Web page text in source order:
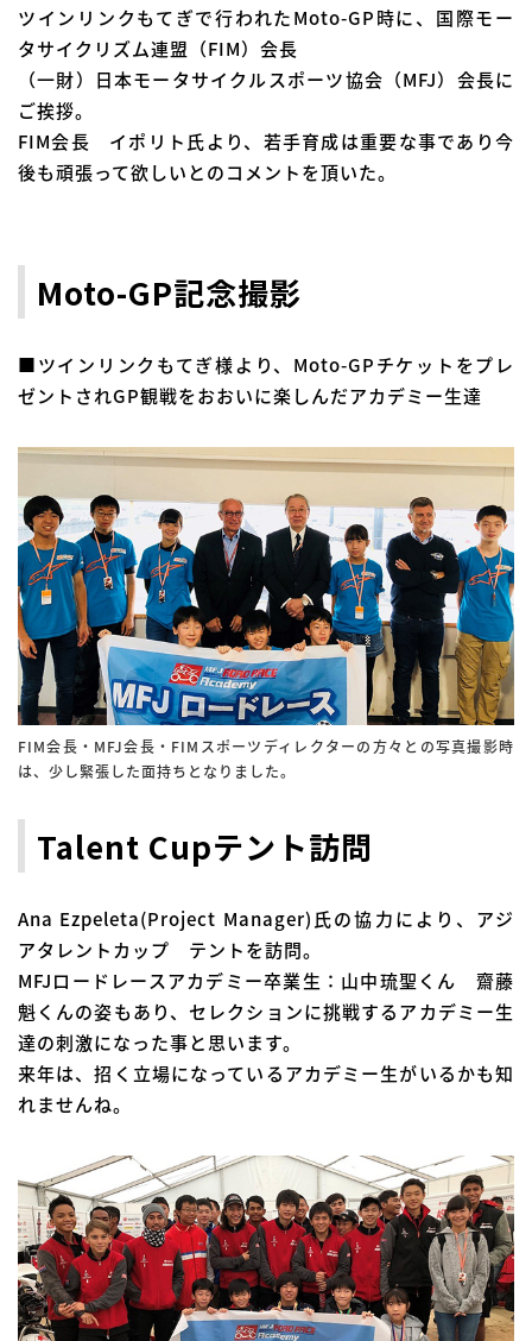
ツインリンクもてぎで行われたMoto-GP時に、国際モー
タサイクリズム連盟（FIM）会長
（一財）日本モータサイクルスポーツ協会（MFJ）会長に
ご挨拶。
FIM会長 イポリト氏より、若手育成は重要な事であり今
後も頑張って欲しいとのコメントを頂いた。
Moto-GP記念撮影
■ツインリンクもてぎ様より、Moto-GPチケットをプレ
ゼントされGP観戦をおおいに楽しんだアカデミー生達
FIM会長・MFJ会長・FIMスポーツディレクターの方々との写真撮影時
は、少し緊張した面持ちとなりました。
Talent Cupテント訪問
Ana Ezpeleta(Project Manager)氏の協力により、アジ
アタレントカップ テントを訪問。
MFJロードレースアカデミー卒業生：山中琉聖くん 齋藤
魁くんの姿もあり、セレクションに挑戦するアカデミー生
達の刺激になった事と思います。
来年は、招く立場になっているアカデミー生がいるかも知
れませんね。